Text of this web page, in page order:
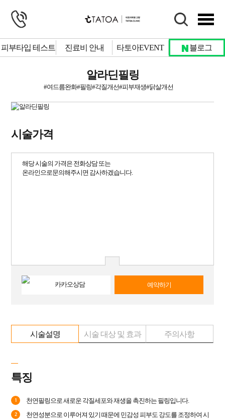
# 물광피부 # 잡티제거
# 보톡스
상담문의
자세히 보기
상담문의
피부타입 테스트 진료비 안내 타토아EVENT 블로그
알라딘필링
#여드름완화#필링#각질개선#피부재생#닭살개선
시술가격
해당 시술의 가격은 전화상담 또는
온라인으로문의해주시면 감사하겠습니다.
예약하기
시술설명 시술 대상 및 효과 주의사항
특징
1 천연필링으로 새로운 각질세포와 재생을 촉진하는 필링입니다.
2
천연성분으로 이루어져 있기 때문에 민감성 피부도 강도를 조정하여 시